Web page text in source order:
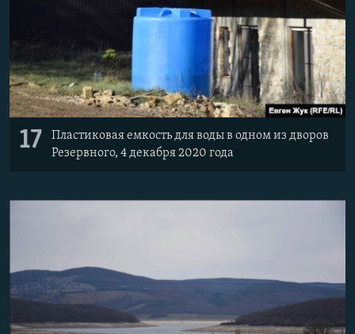
17
Пластиковая емкость для воды в одном из дворов
Резервного, 4 декабря 2020 года